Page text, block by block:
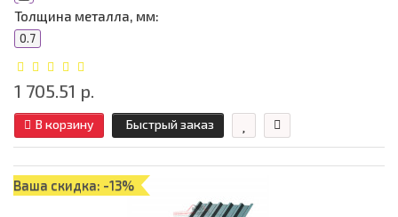
Толщина металла, мм:
0.7
1 705.51 р.
В корзину Быстрый заказ
Ваша скидка: -13%